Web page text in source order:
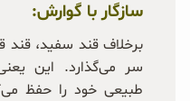
سازگار با گوارش:
برخلاف قند سفید، قند
سر می‌گذارد. این
طبیعی خود را حفظ